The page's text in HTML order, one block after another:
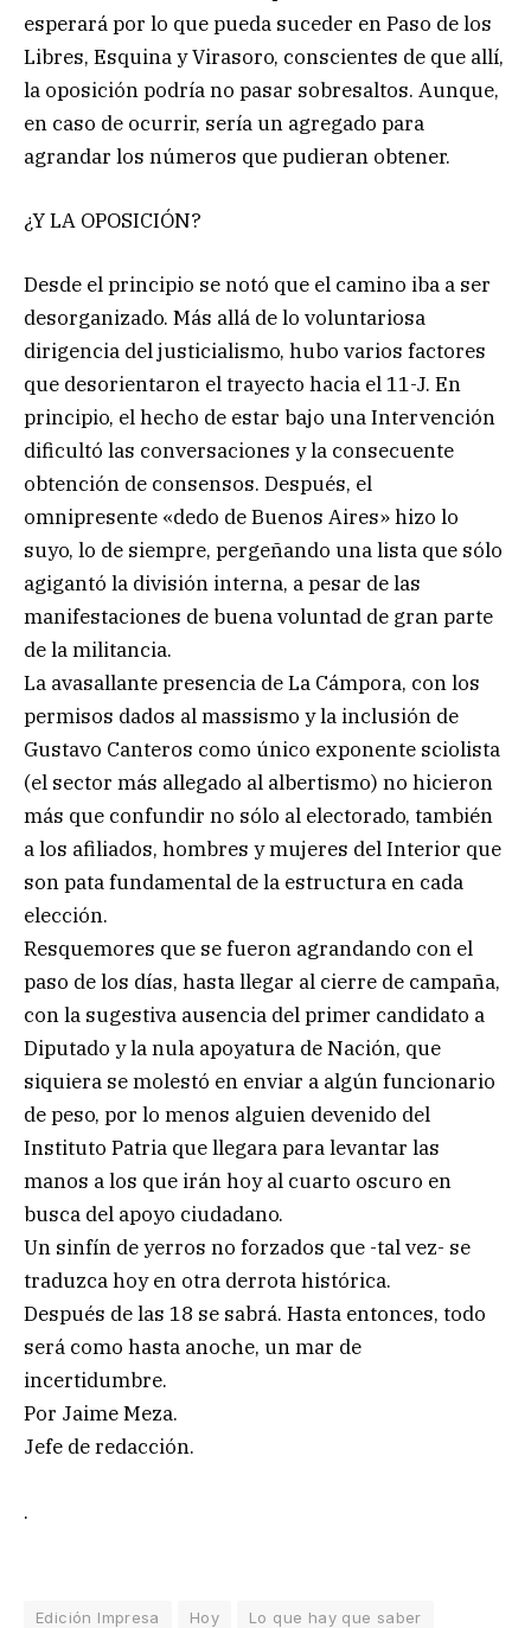
esperará por lo que pueda suceder en Paso de los
Libres, Esquina y Virasoro, conscientes de que allí,
la oposición podría no pasar sobresaltos. Aunque,
en caso de ocurrir, sería un agregado para
agrandar los números que pudieran obtener.
¿Y LA OPOSICIÓN?
Desde el principio se notó que el camino iba a ser
desorganizado. Más allá de lo voluntariosa
dirigencia del justicialismo, hubo varios factores
que desorientaron el trayecto hacia el 11-J. En
principio, el hecho de estar bajo una Intervención
dificultó las conversaciones y la consecuente
obtención de consensos. Después, el
omnipresente «dedo de Buenos Aires» hizo lo
suyo, lo de siempre, pergeñando una lista que sólo
agigantó la división interna, a pesar de las
manifestaciones de buena voluntad de gran parte
de la militancia.
La avasallante presencia de La Cámpora, con los
permisos dados al massismo y la inclusión de
Gustavo Canteros como único exponente sciolista
(el sector más allegado al albertismo) no hicieron
más que confundir no sólo al electorado, también
a los afiliados, hombres y mujeres del Interior que
son pata fundamental de la estructura en cada
elección.
Resquemores que se fueron agrandando con el
paso de los días, hasta llegar al cierre de campaña,
con la sugestiva ausencia del primer candidato a
Diputado y la nula apoyatura de Nación, que
siquiera se molestó en enviar a algún funcionario
de peso, por lo menos alguien devenido del
Instituto Patria que llegara para levantar las
manos a los que irán hoy al cuarto oscuro en
busca del apoyo ciudadano.
Un sinfín de yerros no forzados que -tal vez- se
traduzca hoy en otra derrota histórica.
Después de las 18 se sabrá. Hasta entonces, todo
será como hasta anoche, un mar de
incertidumbre.
Por Jaime Meza.
Jefe de redacción.
.
Edición Impresa Hoy
Lo que hay que saber